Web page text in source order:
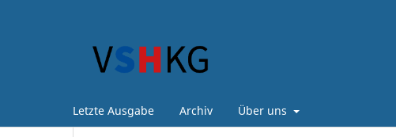
Letzte Ausgabe Archiv Über uns